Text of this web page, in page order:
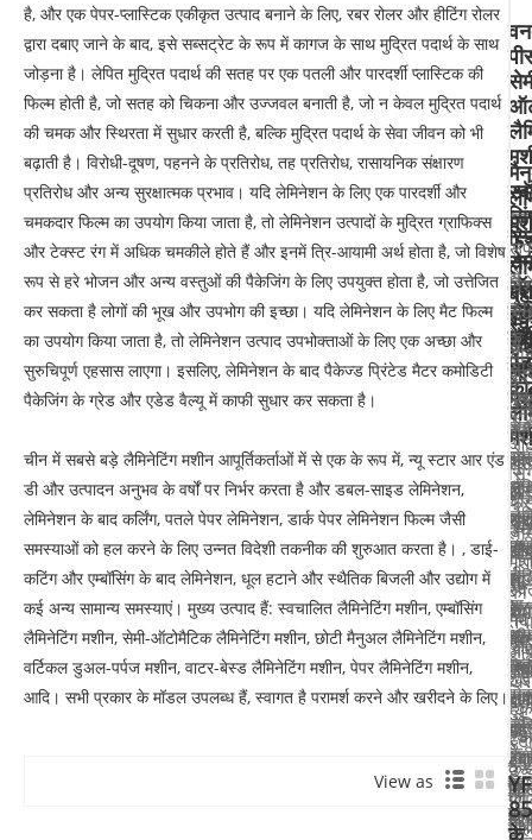
है, और एक पेपर-प्लास्टिक एकीकृत उत्पाद बनाने के लिए, रबर रोलर और हीटिंग रोलर
द्वारा दबाए जाने के बाद, इसे सब्सट्रेट के रूप में कागज के साथ मुद्रित पदार्थ के साथ
जोड़ना है। लेपित मुद्रित पदार्थ की सतह पर एक पतली और पारदर्शी प्लास्टिक की
फिल्म होती है, जो सतह को चिकना और उज्जवल बनाती है, जो न केवल मुद्रित पदार्थ
की चमक और स्थिरता में सुधार करती है, बल्कि मुद्रित पदार्थ के सेवा जीवन को भी
बढ़ाती है। विरोधी-दूषण, पहनने के प्रतिरोध, तह प्रतिरोध, रासायनिक संक्षारण
प्रतिरोध और अन्य सुरक्षात्मक प्रभाव। यदि लेमिनेशन के लिए एक पारदर्शी और
चमकदार फिल्म का उपयोग किया जाता है, तो लेमिनेशन उत्पादों के मुद्रित ग्राफिक्स
और टेक्स्ट रंग में अधिक चमकीले होते हैं और इनमें त्रि-आयामी अर्थ होता है, जो विशेष
रूप से हरे भोजन और अन्य वस्तुओं की पैकेजिंग के लिए उपयुक्त होता है, जो उत्तेजित
कर सकता है लोगों की भूख और उपभोग की इच्छा। यदि लेमिनेशन के लिए मैट फिल्म
का उपयोग किया जाता है, तो लेमिनेशन उत्पाद उपभोक्ताओं के लिए एक अच्छा और
सुरुचिपूर्ण एहसास लाएगा। इसलिए, लेमिनेशन के बाद पैकेज्ड प्रिंटेड मैटर कमोडिटी
पैकेजिंग के ग्रेड और एडेड वैल्यू में काफी सुधार कर सकता है।
चीन में सबसे बड़े लैमिनेटिंग मशीन आपूर्तिकर्ताओं में से एक के रूप में, न्यू स्टार आर एंड
डी और उत्पादन अनुभव के वर्षों पर निर्भर करता है और डबल-साइड लेमिनेशन,
लेमिनेशन के बाद कर्लिंग, पतले पेपर लेमिनेशन, डार्क पेपर लेमिनेशन फिल्म जैसी
समस्याओं को हल करने के लिए उन्नत विदेशी तकनीक की शुरुआत करता है। , डाई-
कटिंग और एम्बॉसिंग के बाद लेमिनेशन, धूल हटाने और स्थैतिक बिजली और उद्योग में
कई अन्य सामान्य समस्याएं। मुख्य उत्पाद हैं: स्वचालित लैमिनेटिंग मशीन, एम्बॉसिंग
लैमिनेटिंग मशीन, सेमी-ऑटोमैटिक लैमिनेटिंग मशीन, छोटी मैनुअल लैमिनेटिंग मशीन,
वर्टिकल डुअल-पर्पज मशीन, वाटर-बेस्ड लैमिनेटिंग मशीन, पेपर लैमिनेटिंग मशीन,
आदि। सभी प्रकार के मॉडल उपलब्ध हैं, स्वागत है परामर्श करने और खरीदने के लिए।
View as
और
न्यू
एंड
गति
गर्म
और
ठंडे
की
और
के
यहां
में
बनी
की
न्यू
हॉट
के
रूप
से
के
हीट
या
के
एक
रूप
से
में
के
से
का
न्यू
के